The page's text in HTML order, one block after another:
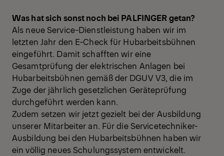
Was hat sich sonst noch bei PALFINGER getan?
Als neue Service-Dienstleistung haben wir im
letzten Jahr den E-Check für Hubarbeitsbühnen
eingeführt. Damit schafften wir eine
Gesamtprüfung der elektrischen Anlagen bei
Hubarbeitsbühnen gemäß der DGUV V3, die im
Zuge der jährlich gesetzlichen Geräteprüfung
durchgeführt werden kann.
Zudem setzen wir jetzt gezielt bei der Ausbildung
unserer Mitarbeiter an. Für die Servicetechniker-
Ausbildung bei den Hubarbeitsbühnen haben wir
ein völlig neues Schulungssystem entwickelt.